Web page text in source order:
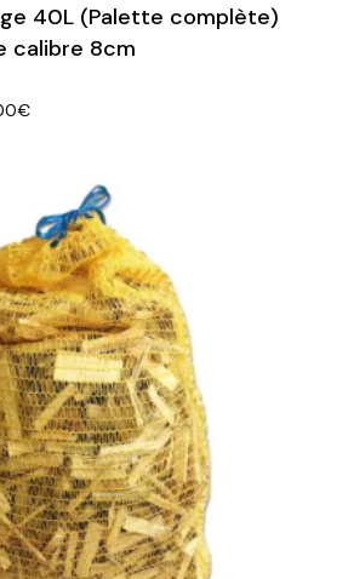
40L (Palette complète)
calibre 8cm
€